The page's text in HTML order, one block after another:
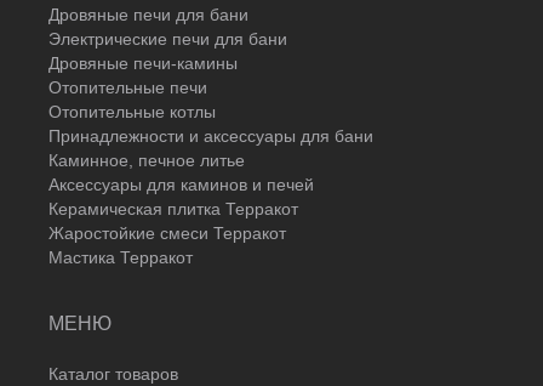
Дровяные печи для бани
Электрические печи для бани
Дровяные печи-камины
Отопительные печи
Отопительные котлы
Принадлежности и аксессуары для бани
Каминное, печное литье
Аксессуары для каминов и печей
Керамическая плитка Терракот
Жаростойкие смеси Терракот
Мастика Терракот
МЕНЮ
Каталог товаров